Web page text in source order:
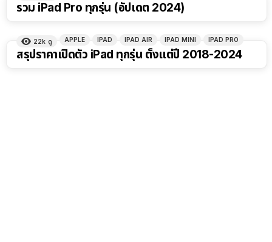
รวม iPad Pro ทุกรุ่น (อัปเดต 2024)
22k ดู APPLE IPAD IPAD AIR IPAD MINI IPAD PRO
สรุปราคาเปิดตัว iPad ทุกรุ่น ตั้งแต่ปี 2018-2024